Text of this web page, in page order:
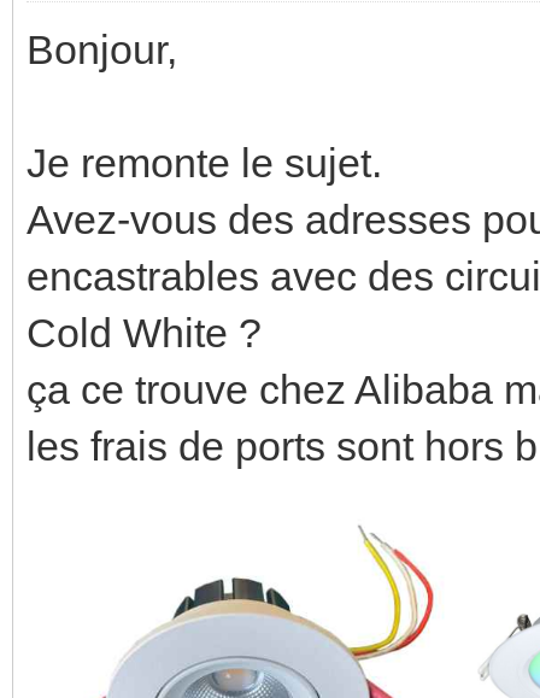
Bonjour,
Je remonte le sujet.
Avez-vous des adresses
encastrables avec des
Cold White ?
ça ce trouve chez Alibaba
les frais de ports sont hors